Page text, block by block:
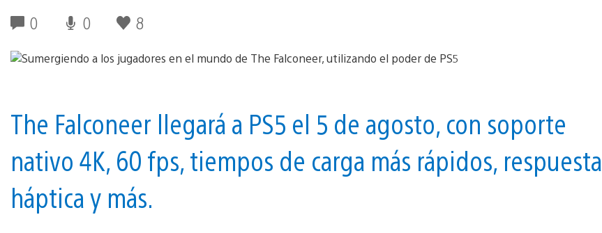
0 0 8
The Falconeer llegará a PS5 el 5 de agosto, con soporte
nativo 4K, 60 fps, tiempos de carga más rápidos, respuesta
háptica y más.